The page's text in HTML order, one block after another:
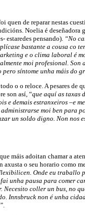
quen de reparar nestas
Noelia é deseñadora
estaredes pensando). “No
bastante a cousa co
e o clima laboral é
moi profesional. Son
síntome unha máis do
o o reloce. A pesares de
son así, “que aquí as taxas
e demais estranxeiros –e
moi ben para
un soldo digno. Non nos
máis adoitan chamar a
axusta o seu horario como
Onde eu traballo
unha pausa para comer
Necesito coller un bus, no
Innsbruck non é unha